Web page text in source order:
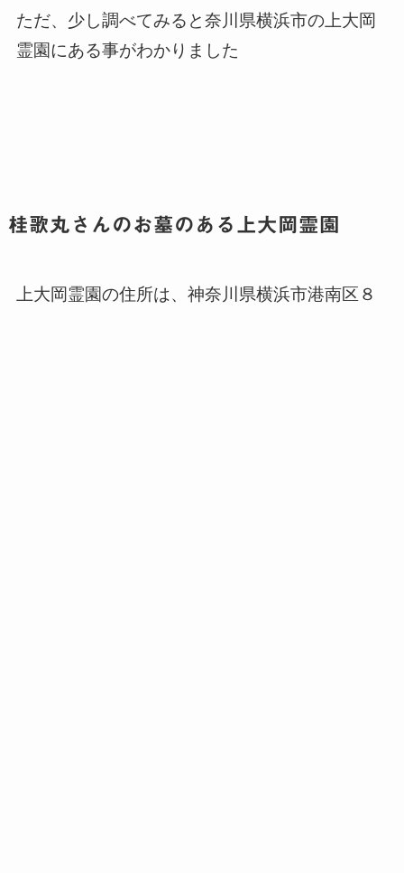
ただ、少し調べてみると奈川県横浜市の上大岡
霊園にある事がわかりました
桂歌丸さんのお墓のある上大岡霊園
上大岡霊園の住所は、神奈川県横浜市港南区８